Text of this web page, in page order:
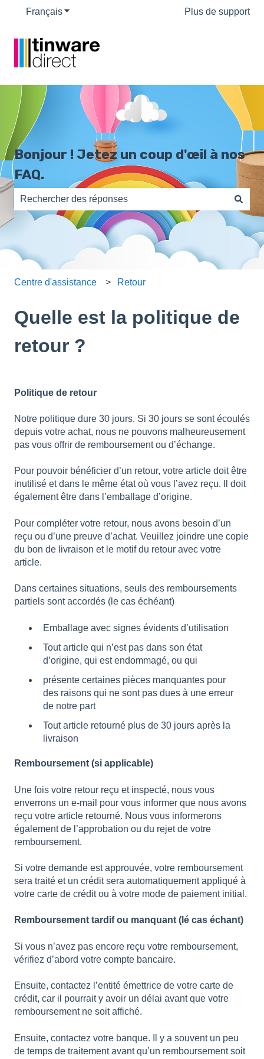
FrançaisAfficher le sous-menu pour les traductions
Plus de support
Bonjour ! Jetez un coup d'œil à nos
FAQ.
Il n'y a aucune suggestion car le champ de recherche
Centre d'assistance Retour
Quelle est la politique de
retour ?
Politique de retour
Notre politique dure 30 jours. Si 30 jours se sont écoulés
depuis votre achat, nous ne pouvons malheureusement
pas vous offrir de remboursement ou d’échange.
Pour pouvoir bénéficier d’un retour, votre article doit être
inutilisé et dans le même état où vous l’avez reçu. Il doit
également être dans l’emballage d’origine.
Pour compléter votre retour, nous avons besoin d’un
reçu ou d’une preuve d’achat. Veuillez joindre une copie
du bon de livraison et le motif du retour avec votre
article.
Dans certaines situations, seuls des remboursements
partiels sont accordés (le cas échéant)
Emballage avec signes évidents d’utilisation
Tout article qui n’est pas dans son état
d’origine, qui est endommagé, ou qui
présente certaines pièces manquantes pour
des raisons qui ne sont pas dues à une erreur
de notre part
Tout article retourné plus de 30 jours après la
livraison
Remboursement (si applicable)
Une fois votre retour reçu et inspecté, nous vous
enverrons un e-mail pour vous informer que nous avons
reçu votre article retourné. Nous vous informerons
également de l’approbation ou du rejet de votre
remboursement.
Si votre demande est approuvée, votre remboursement
sera traité et un crédit sera automatiquement appliqué à
votre carte de crédit ou à votre mode de paiement initial.
Remboursement tardif ou manquant (lé cas échant)
Si vous n’avez pas encore reçu votre remboursement,
vérifiez d’abord votre compte bancaire.
Ensuite, contactez l’entité émettrice de votre carte de
crédit, car il pourrait y avoir un délai avant que votre
remboursement ne soit affiché.
Ensuite, contactez votre banque. Il y a souvent un peu
de temps de traitement avant qu’un remboursement soit